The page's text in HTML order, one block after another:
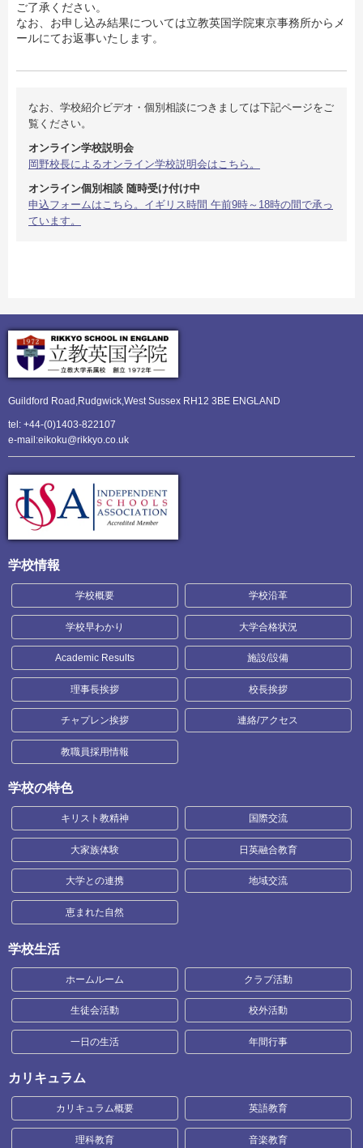
ご了承ください。
なお、お申し込み結果については立教英国学院東京事務所からメ
ールにてお返事いたします。
なお、学校紹介ビデオ・個別相談につきましては下記ページをご
覧ください。
オンライン学校説明会
岡野校長によるオンライン学校説明会はこちら。
オンライン個別相談 随時受け付け中
申込フォームはこちら。イギリス時間 午前9時～18時の間で承っ
ています。
Guildford Road,Rudgwick, West Sussex RH12 3BE ENGLAND
tel: +44-(0)1403-822107
e-mail:eikoku@rikkyo.co.uk
学校情報
学校概要 学校沿革
学校早わかり 大学合格状況
Academic Results 施設/設備
理事長挨拶 校長挨拶
チャプレン挨拶 連絡/アクセス
教職員採用情報
学校の特色
キリスト教精神 国際交流
大家族体験 日英融合教育
大学との連携 地域交流
恵まれた自然
学校生活
ホームルーム クラブ活動
生徒会活動 校外活動
一日の生活 年間行事
カリキュラム
カリキュラム概要 英語教育
理科教育 音楽教育